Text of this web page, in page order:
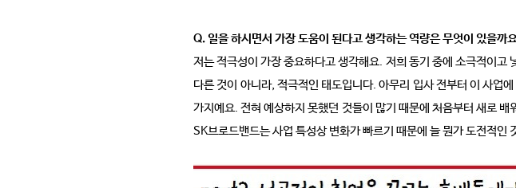
Q. 일을 하시면서 가장 도움이 된다고 생각하는 역량은 무엇이 있을까
저는 적극성이 가장 중요하다고 생각해요. 저희 동기 중에 소극적이
다른 것이 아니라, 적극적인 태도입니다. 아무리 입사 전부터 이 사업
가지예요. 전혀 예상하지 못했던 것들이 많기 때문에 처음부터 새로
SK브로드밴드는 사업 특성상 변화가 빠르기 때문에 늘 뭔가 도전적인